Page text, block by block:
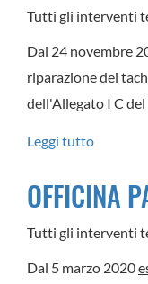
Tutti gli interventi
Dal 24 novembre
riparazione dei
dell'Allegato I C del
Leggi tutto
OFFICINA
Tutti gli interventi
Dal 5 marzo 2020